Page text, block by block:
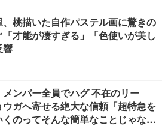
桃描いた自作パステル画に驚きの
才能が凄すぎる」「色使いが美し
響
メンバー全員でハグ 不在のリー
ウガへ寄せる絶大な信頼「超特急を
のってそんな簡単なことじゃな